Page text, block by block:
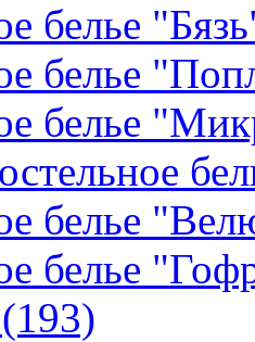
белье
белье
белье
белье
белье
(193)